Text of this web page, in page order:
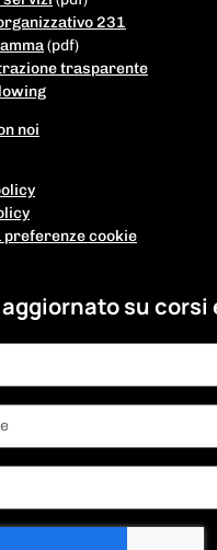
231
(pdf)
trasparente
noi
preferenze cookie
su